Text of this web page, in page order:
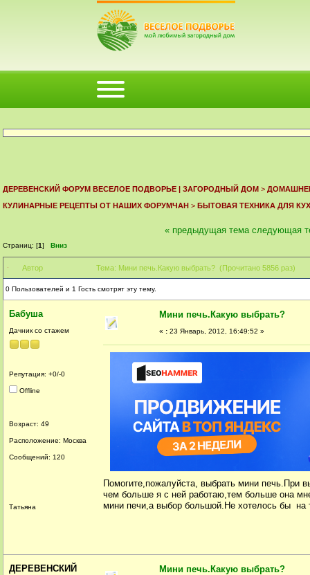
КАЛЕНДАРЬ ВОЙТИ РЕГИСТРАЦИЯ
ДЕРЕВЕНСКИЙ ФОРУМ ВЕСЕЛОЕ ПОДВОРЬЕ | ЗАГОРОДНЫЙ ДОМ >
КУЛИНАРНЫЕ РЕЦЕПТЫ ОТ НАШИХ ФОРУМЧАН > БЫТОВАЯ ТЕХНИКА ДЛЯ
Страниц: [1] Вниз
« предыдущая тема следующая
Автор Тема: Мини печь.Какую выбрать? (Прочитано 5856 раз)
0 Пользователей и 1 Гость смотрят эту тему.
Бабуша
Дачник со стажем
Репутация: +0/-0
Offline
Возраст: 49
Расположение: Москва
Сообщений: 120
Татьяна
Мини печь.Какую выбрать?
« : 23 Январь, 2012, 16:49:52 »
Помогите,пожалуйста, выбрать мини печь.При
чем больше я с ней работаю,тем больше она
мини печи,а выбор большой.Не хотелось бы на
ДЕРЕВЕНСКИЙ
Мини печь.Какую выбрать?